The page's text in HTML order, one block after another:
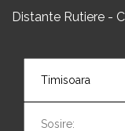
Distante Rutiere -